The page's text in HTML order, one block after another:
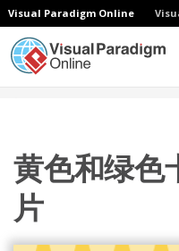
Visual Paradigm Online
黄色和绿色
片